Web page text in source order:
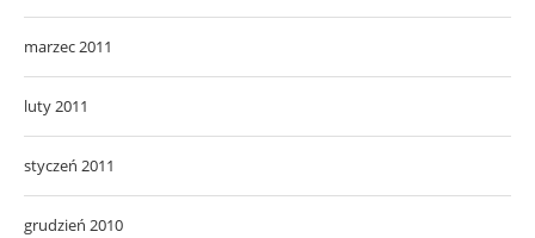
marzec 2011
luty 2011
styczeń 2011
grudzień 2010